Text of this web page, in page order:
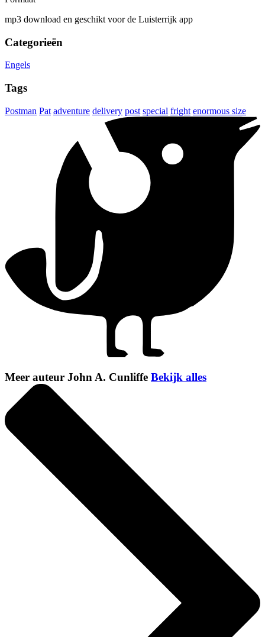
mp3 download en geschikt voor de Luisterrijk app
Categorieën
Engels
Tags
Postman Pat adventure delivery post special fright enormous size
Meer auteur John A. Cunliffe Bekijk alles